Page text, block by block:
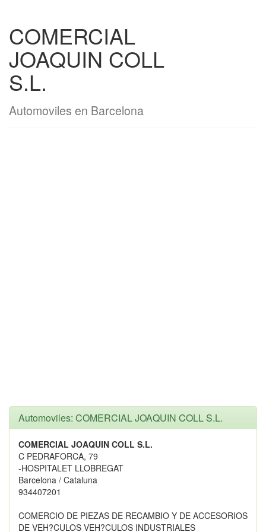
COMERCIAL
JOAQUIN COLL
S.L.
Automoviles en Barcelona
Automoviles: COMERCIAL JOAQUIN COLL S.L.
COMERCIAL JOAQUIN COLL S.L.
C PEDRAFORCA, 79
-HOSPITALET LLOBREGAT
Barcelona / Cataluna
934407201
COMERCIO DE PIEZAS DE RECAMBIO Y DE ACCESORIOS
DE VEH?CULOS VEH?CULOS INDUSTRIALES